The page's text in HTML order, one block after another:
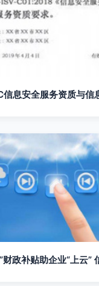
信息安全服务资质与信
财政补贴助企业“上云”